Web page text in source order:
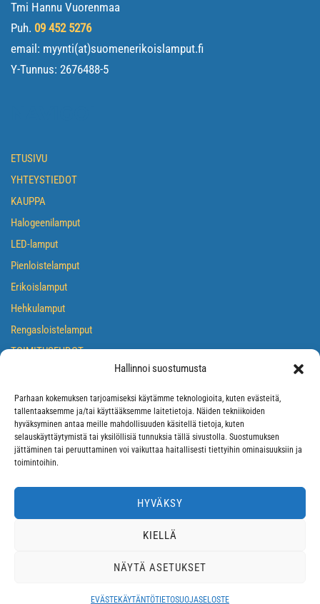
Hallinnoi suostumusta
Parhaan kokemuksen tarjoamiseksi käytämme teknologioita, kuten evästeitä,
tallentaaksemme ja/tai käyttääksemme laitetietoja. Näiden tekniikoiden
hyväksyminen antaa meille mahdollisuuden käsitellä tietoja, kuten
selauskäyttäytymistä tai yksilöllisiä tunnuksia tällä sivustolla. Suostumuksen
jättäminen tai peruuttaminen voi vaikuttaa haitallisesti tiettyihin ominaisuuksiin ja
toimintoihin.
HYVÄKSY
KIELLÄ
NÄYTÄ ASETUKSET
EVÄSTEKÄYTÄNTÖTIETOSUOJASELOSTE
Tmi Hannu Vuorenmaa
Puh. 09 452 5276
email: myynti(at)suomenerikoislamput.fi
Y-Tunnus: 2676488-5
ETUSIVU
YHTEYSTIEDOT
KAUPPA
Halogeenilamput
LED-lamput
Pienloistelamput
Erikoislamput
Hehkulamput
Rengasloistelamput
TOIMITUSEHDOT
EVÄSTEKÄYTÄNTÖ
2026 © Suomen erikoislamput Theme bySiteOrigin